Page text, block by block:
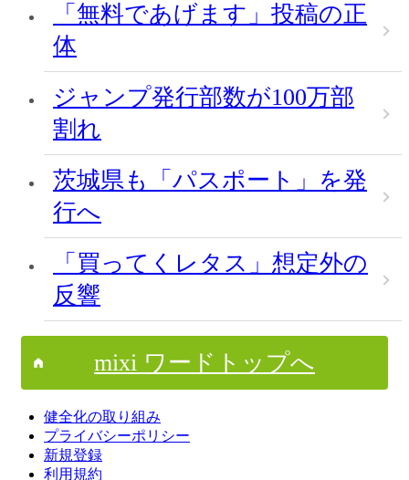
「無料であげます」投稿の正
体
ジャンプ発行部数が100万部
割れ
茨城県も「パスポート」を発
行へ
「買ってくレタス」想定外の
反響
mixi ワードトップへ
健全化の取り組み
プライバシーポリシー
新規登録
利用規約